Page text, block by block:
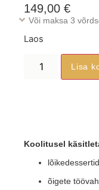
149,00 €
Või maksa 3
Laos
Lisa
Koolitusel
õigete